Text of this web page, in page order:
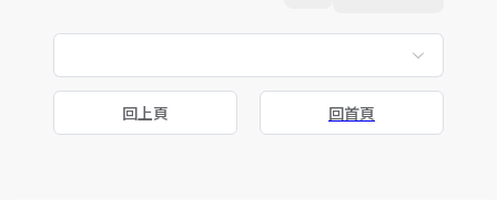
回上頁 回首頁